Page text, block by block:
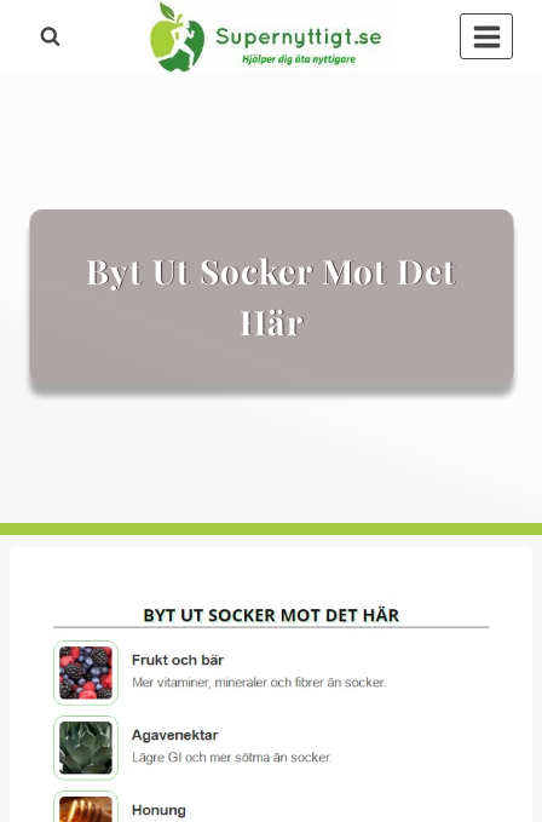
Byt Ut Socker Mot Det
Här